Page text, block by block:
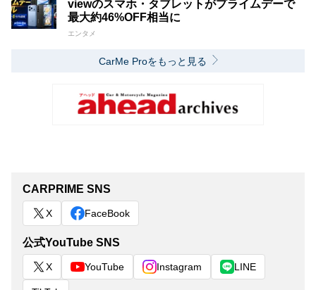
viewのスマホ・タブレットがプライムデーで
最大約46%OFF相当に
エンタメ
CarMe Proをもっと見る
CARPRIME SNS
X FaceBook
公式YouTube SNS
X YouTube Instagram LINE